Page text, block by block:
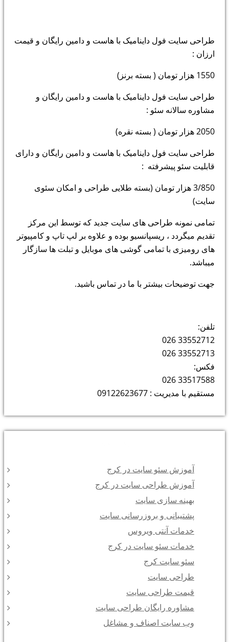
طراحی سایت فول داینامیک با هاست و دامین رایگان و قیمت
ارزان :
1550 هزار تومان ( بسته برنز)
طراحی سایت فول داینامیک با هاست و دامین رایگان و
مشاوره سالانه سئو :
2050 هزار تومان ( بسته نقره)
طراحی سایت فول داینامیک با هاست و دامین رایگان و دارای
قابلیت سئو پیشرفته :
3/850 هزار تومان (بسته طلایی طراحی و امکان سئوی
سایت)
تمامی نمونه طراحی های سایت جدید که توسط این مرکز
تقدیم میگردد ، ریسپانسیو بوده و علاوه بر لپ تاپ و کامپیوتر
های رومیزی با تمامی گوشی های موبایل و تبلت ها سازگار
میباشد.
جهت توضیحات بیشتر با ما در تماس باشید.
تلفن:
33552712 026
33552713 026
فکس:
33517588 026
مستقیم با مدیریت : 09122623677
آموزش سئو سایت در کرج
آموزش طراحی سایت در کرج
بهینه سازی سایت
پشتیبانی و بروزرسانی سایت
خدمات آنتی ویروس
خدمات سئو سایت در کرج
سئو سایت کرج
طراحی سایت
قیمت طراحی سایت
مشاوره رایگان طراحی سایت
وب سایت اصناف و مشاغل